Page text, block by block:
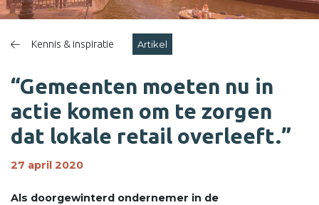
Kennis & inspiratie Artikel
“Gemeenten moeten nu in
actie komen om te zorgen
dat lokale retail overleeft.”
27 april 2020
Als doorgewinterd ondernemer in de